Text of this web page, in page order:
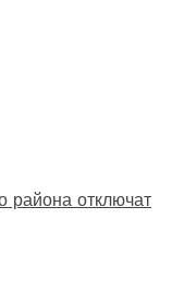
района отключат